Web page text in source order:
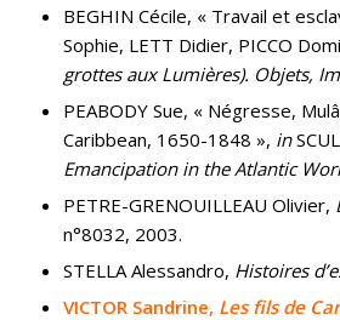
BEGHIN Cécile, « Travail et
Sophie, LETT Didier, PICCO
grottes aux Lumières). Objets,
PEABODY Sue, « Négresse,
Caribbean, 1650-1848 », in
Emancipation in the Atlantic
PETRE-GRENOUILLEAU Olivier,
n°8032, 2003.
STELLA Alessandro, Histoires
VICTOR Sandrine, Les fils de